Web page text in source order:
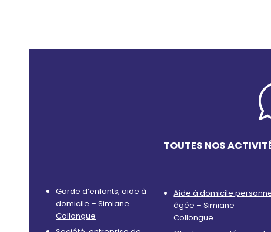
TOUTES NOS
Garde d’enfants, aide à
domicile – Simiane
Collongue
Aide à domicile
âgée – Simiane
Collongue